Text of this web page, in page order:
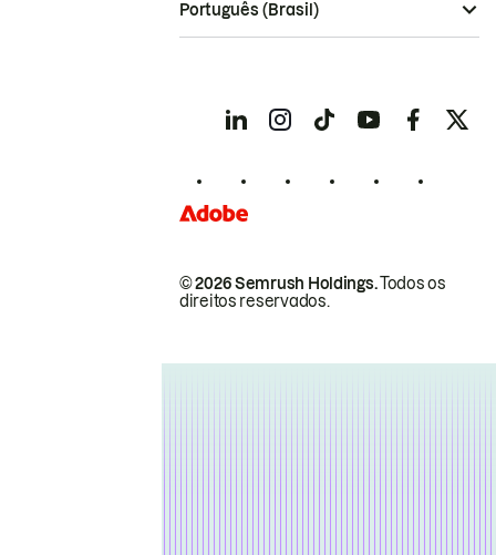
© 2026 Semrush Holdings.Todos os
direitos reservados.
Português (Brasil)